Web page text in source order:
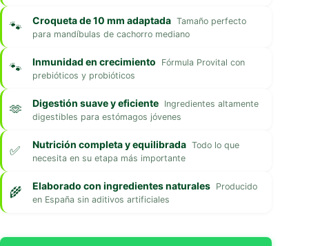
Croqueta de 10 mm adaptada Tamaño perfecto
para mandíbulas de cachorro mediano
Inmunidad en crecimiento
Fórmula Provital con
prebióticos y probióticos
Digestión suave y eficiente Ingredientes altamente
digestibles para estómagos jóvenes
Nutrición completa y equilibrada Todo lo que
necesita en su etapa más importante
Elaborado con ingredientes naturales Producido
en España sin aditivos artificiales